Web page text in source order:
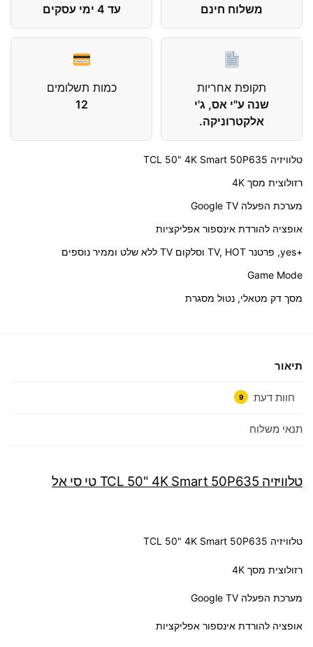
משלוח חינם
עד 4 ימי עסקים
תקופת אחריות
שנה ע"י אס, ג'י
אלקטרוניקה.
כמות תשלומים
12
טלוויזיה TCL 50" 4K Smart 50P635
רזולוצית מסך 4K
מערכת הפעלה Google TV
אופציה להורדת אינספור אפליקציות
+yes, פרטנר TV,
HOT
וסלקום TV ללא שלט וממיר נוספים
Game Mode
מסך דק מטאלי, נטול מסגרת
תיאור
חוות דעת 9
תנאי משלוח
טלוויזיה TCL 50" 4K Smart 50P635 טי סי אל
טלוויזיה TCL 50" 4K Smart 50P635
רזולוצית מסך 4K
מערכת הפעלה Google TV
אופציה להורדת אינספור אפליקציות